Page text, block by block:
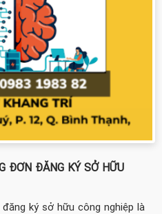
ĐƠN ĐĂNG KÝ SỞ HỮU
ký sở hữu công nghiệp là